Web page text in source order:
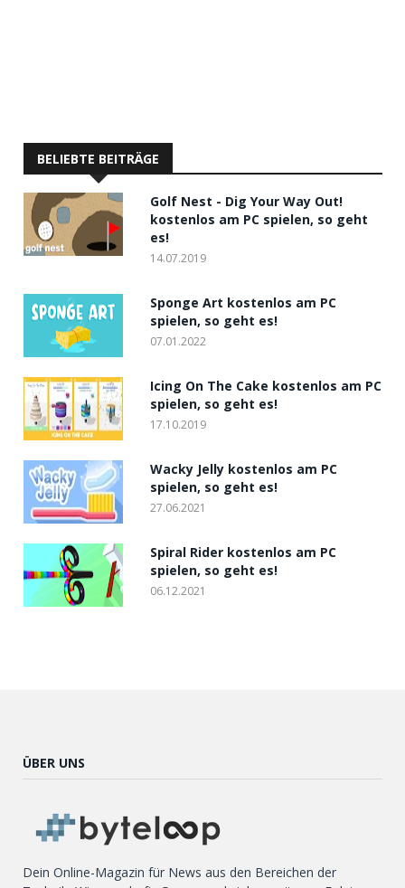
BELIEBTE BEITRÄGE
Golf Nest - Dig Your Way Out!
kostenlos am PC spielen, so geht
es!
14.07.2019
Sponge Art kostenlos am PC
spielen, so geht es!
07.01.2022
Icing On The Cake kostenlos am PC
spielen, so geht es!
17.10.2019
Wacky Jelly kostenlos am PC
spielen, so geht es!
27.06.2021
Spiral Rider kostenlos am PC
spielen, so geht es!
06.12.2021
ÜBER UNS
Dein Online-Magazin für News aus den Bereichen der